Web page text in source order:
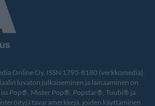
Online Oy. ISSN 1795-8180 (verkkomedia).
luvaton julkaiseminen ja lainaaminen on
Pop®, Mister Pop®, Popstar®, Tuubi® ja
tavaramerkkejä, joiden käyttäminen